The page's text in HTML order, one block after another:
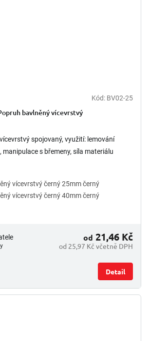
Kód: BV02-25
bavlněný vícevrstvý
spojovaný, využití: lemování
s břemeny, síla materiálu
vícevrstvý černý 25mm černý
vícevrstvý černý 40mm černý
od 25,97 Kč včetně DPH
od 21,46 Kč
Detail